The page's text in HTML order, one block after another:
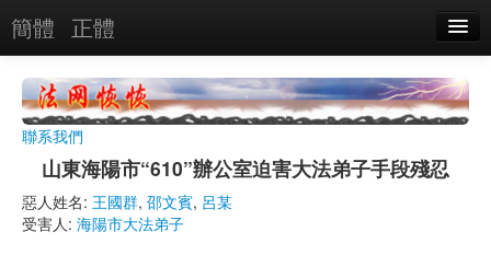
簡體 正體
惡報實例
惡人圖片
惡人單位
聯系我們
山東海陽市“610”辦公室迫害大法弟子手段殘忍
惡人姓名: 王國群, 邵文賓, 呂某
受害人: 海陽市大法弟子